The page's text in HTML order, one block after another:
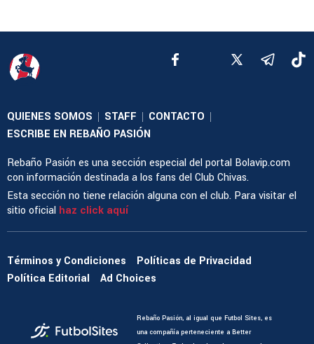
QUIENES SOMOS | STAFF | CONTACTO |
ESCRIBE EN REBAÑO PASIÓN
Rebaño Pasión es una sección especial del portal Bolavip.com
con información destinada a los fans del Club Chivas.
Esta sección no tiene relación alguna con el club. Para visitar el
sitio oficial haz click aquí
Términos y Condiciones
Políticas de Privacidad
Política Editorial
Ad Choices
Rebaño Pasión, al igual que Futbol Sites, es
una compañía perteneciente a Better